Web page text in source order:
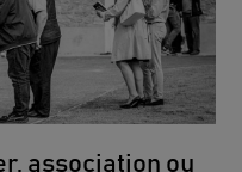
association ou